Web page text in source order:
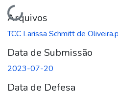
Carregando...
Arquivos
TCC Larissa Schmitt de
Data de Submissão
2023-07-20
Data de Defesa